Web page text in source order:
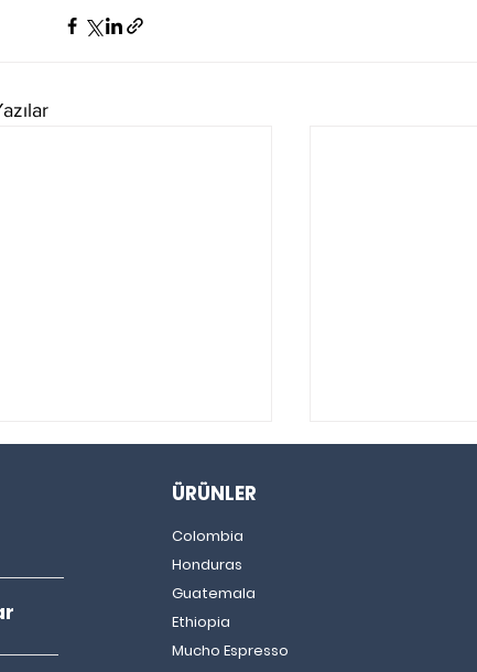
Demleme Püf Noktaları:
Keyfini Zirveye Taşı
ÜRÜNLER
Colombia
Honduras
Guatemala
Ethiopia
Mucho Espresso